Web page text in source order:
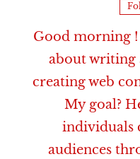
Good morning !
about writing
creating web
My goal?
individuals
audiences